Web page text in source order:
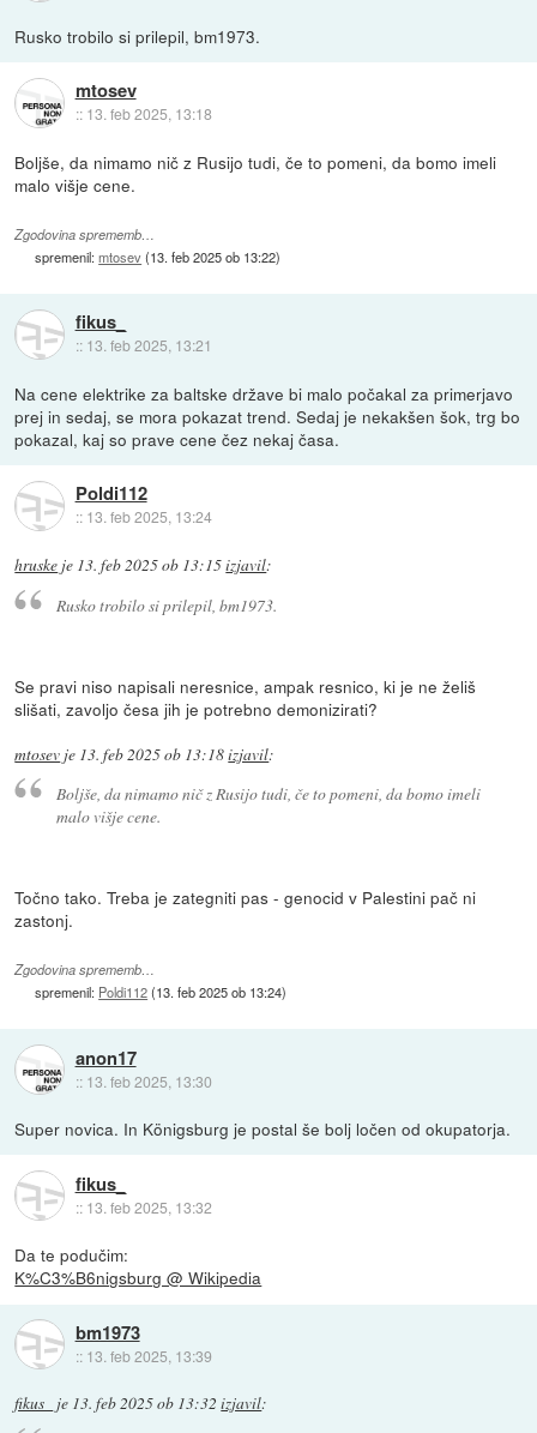
Rusko trobilo si prilepil, bm1973.
mtosev
:: 13. feb 2025, 13:18
Boljše, da nimamo nič z Rusijo tudi, če to pomeni, da bomo imeli
malo višje cene.
Zgodovina sprememb…
spremenil:mtosev(13. feb 2025 ob 13:22)
fikus_
:: 13. feb 2025, 13:21
Na cene elektrike za baltske države bi malo počakal za primerjavo
prej in sedaj, se mora pokazat trend. Sedaj je nekakšen šok, trg bo
pokazal, kaj so prave cene čez nekaj časa.
Poldi112
:: 13. feb 2025, 13:24
hruske je 13. feb 2025 ob 13:15izjavil:
Rusko trobilo si prilepil, bm1973.
Se pravi niso napisali neresnice, ampak resnico, ki je ne želiš
slišati, zavoljo česa jih je potrebno demonizirati?
mtosev je 13. feb 2025 ob 13:18izjavil:
Boljše, da nimamo nič z Rusijo tudi, če to pomeni, da bomo imeli
malo višje cene.
Točno tako. Treba je zategniti pas - genocid v Palestini pač ni
zastonj.
Zgodovina sprememb…
spremenil: Poldi112(13. feb 2025 ob 13:24)
anon17
:: 13. feb 2025, 13:30
Super novica. In Königsburg je postal še bolj ločen od okupatorja.
fikus_
:: 13. feb 2025, 13:32
Da te podučim:
K%C3%B6nigsburg @ Wikipedia
bm1973
:: 13. feb 2025, 13:39
fikus_ je 13. feb 2025 ob 13:32 izjavil: